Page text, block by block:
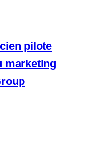
pilote
marketing